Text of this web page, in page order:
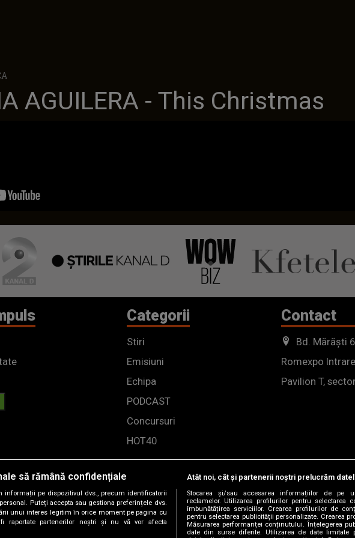
AGUILERA - This Christmas
Categorii
Stiri
Emisiuni
Echipa
PODCAST
Concursuri
HOT40
Contact
Bd. Mărăști
Romexpo
Pavilion T,
să rămână confidențiale
pe dispozitivul dvs., precum identificatorii
Puteți accepta sau gestiona preferințele dvs.
unui interes legitim în orice moment pe pagina cu
raportate partenerilor noștri și nu vă vor afecta
Atât noi, cât și partenerii noștri prelucrăm
Stocarea și/sau accesarea informațiilor de pe
reclamelor. Utilizarea profilurilor pentru selectarea
îmbunătățirea serviciilor. Crearea profilurilor de
pentru selectarea publicității personalizate. Crearea
Măsurarea performanței conținutului. Înțelegerea
date din surse diferite. Utilizarea de date limitate